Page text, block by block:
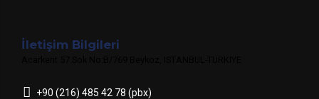
İletişim Bilgileri
+90 (216) 485 42 78 (pbx)